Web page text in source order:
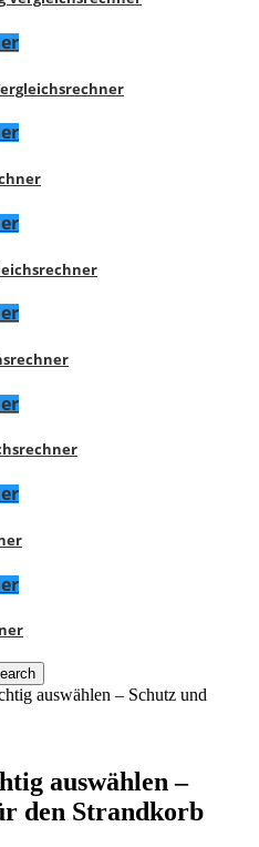
auswählen – Schutz und
auswählen –
den Strandkorb